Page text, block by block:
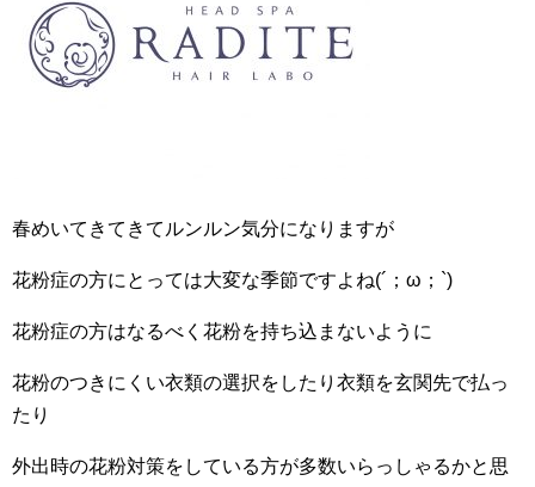
春めいてきてきてルンルン気分になりますが
花粉症の方にとっては大変な季節ですよね(´；ω；`)
花粉症の方はなるべく花粉を持ち込まないように
花粉のつきにくい衣類の選択をしたり衣類を玄関先で払っ
たり
外出時の花粉対策をしている方が多数いらっしゃるかと思